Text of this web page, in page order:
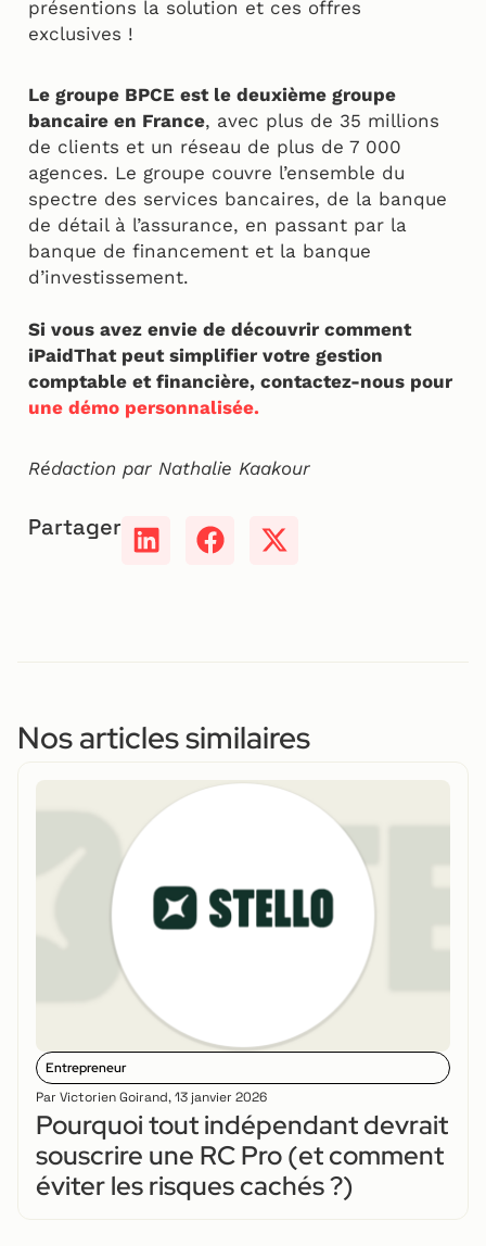
présentions la solution et ces offres
exclusives !
Le groupe BPCE est le deuxième groupe
bancaire en France, avec plus de 35 millions
de clients et un réseau de plus de 7 000
agences. Le groupe couvre l’ensemble du
spectre des services bancaires, de la banque
de détail à l’assurance, en passant par la
banque de financement et la banque
d’investissement.
Si vous avez envie de découvrir comment
iPaidThat peut simplifier votre gestion
comptable et financière, contactez-nous pour
une démo personnalisée.
Rédaction par Nathalie Kaakour
Partager
Nos articles similaires
Entrepreneur
Par Victorien Goirand,13 janvier 2026
Pourquoi tout indépendant devrait
souscrire une RC Pro (et comment
éviter les risques cachés ?)